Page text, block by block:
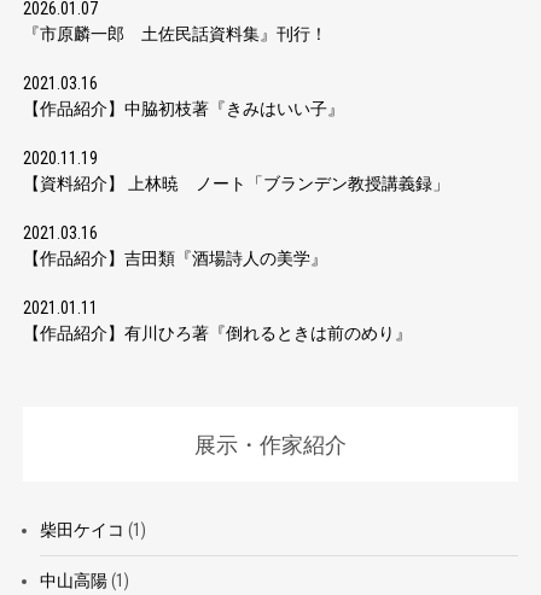
2026.01.07
『市原麟一郎 土佐民話資料集』刊行！
2021.03.16
【作品紹介】中脇初枝著『きみはいい子』
2020.11.19
【資料紹介】 上林暁 ノート「ブランデン教授講義録」
2021.03.16
【作品紹介】吉田類『酒場詩人の美学』
2021.01.11
【作品紹介】有川ひろ著『倒れるときは前のめり』
展示・作家紹介
柴田ケイコ (1)
中山高陽(1)